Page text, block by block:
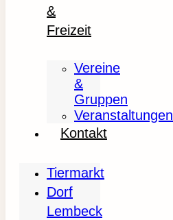
&
Freizeit
Vereine
&
Gruppen
Veranstaltungen
Kontakt
Tiermarkt
Dorf
Lembeck